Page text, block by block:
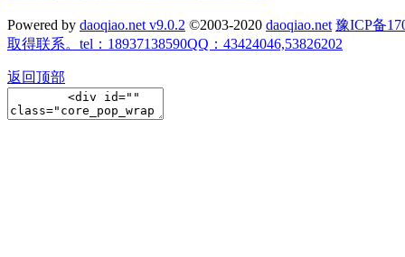
Powered by daoqiao.net v9.0.2 ©2003-2020 daoqiao.net 豫ICP备
取得联系。tel：18937138590QQ：43424046,53826202
返回顶部